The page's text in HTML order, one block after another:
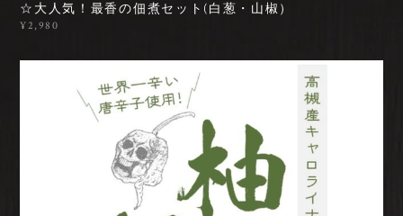
☆大人気！最香の佃煮セット(白葱・山椒）
¥2,980